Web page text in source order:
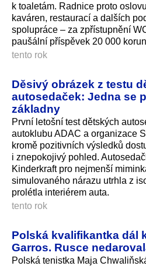
k toaletám. Radnice proto
kaváren, restaurací a dalších
spolupráce – za zpřístupnění
paušální příspěvek 20 000
tento rok
Děsivý obrázek z testu
autosedaček: Jedna se
základny
První letošní test dětských
autoklubu ADAC a organizace
kromě pozitivních výsledků
i znepokojivý pohled.
Kinderkraft pro nejmenší
simulovaného nárazu utrhla z
prolétla interiérem auta.
tento rok
Polská kvalifikantka dál
Garros. Rusce
Polská tenistka Maja